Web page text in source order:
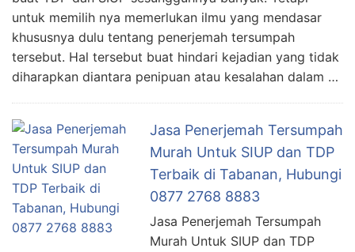
untuk memilih nya memerlukan ilmu yang mendasar
khususnya dulu tentang penerjemah tersumpah
tersebut. Hal tersebut buat hindari kejadian yang tidak
diharapkan diantara penipuan atau kesalahan dalam …
Jasa Penerjemah Tersumpah
Murah Untuk SIUP dan TDP
Terbaik di Tabanan, Hubungi
0877 2768 8883
Jasa Penerjemah Tersumpah
Murah Untuk SIUP dan TDP